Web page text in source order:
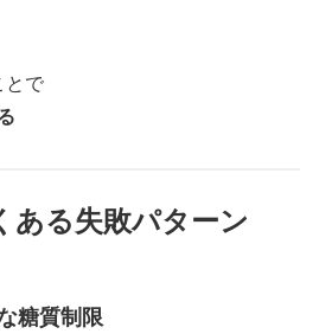
とで
る失敗パターン
糖質制限